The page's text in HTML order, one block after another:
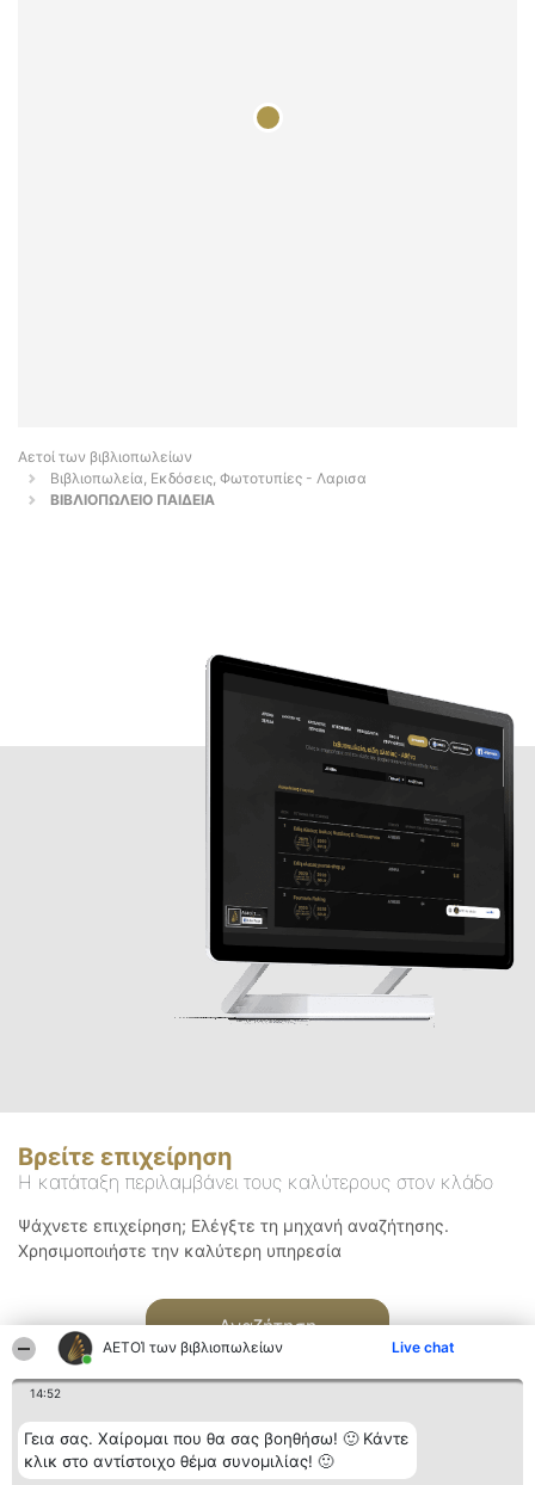
ΑΕΤΟΊ των βιβλιοπωλείων Live chat
14:52
Γεια σας. Χαίρομαι που θα σας βοηθήσω! 🙂 Κάντε
κλικ στο αντίστοιχο θέμα συνομιλίας! 🙂
Αετοί των βιβλιοπωλείων
Βιβλιοπωλεία, Εκδόσεις, Φωτοτυπίες - Λαρισα
ΒΙΒΛΙΟΠΩΛΕΙΟ ΠΑΙΔΕΙΑ
Βρείτε επιχείρηση
Η κατάταξη περιλαμβάνει τους καλύτερους στον κλάδο
Ψάχνετε επιχείρηση; Ελέγξτε τη μηχανή αναζήτησης.
Χρησιμοποιήστε την καλύτερη υπηρεσία
Αναζήτηση